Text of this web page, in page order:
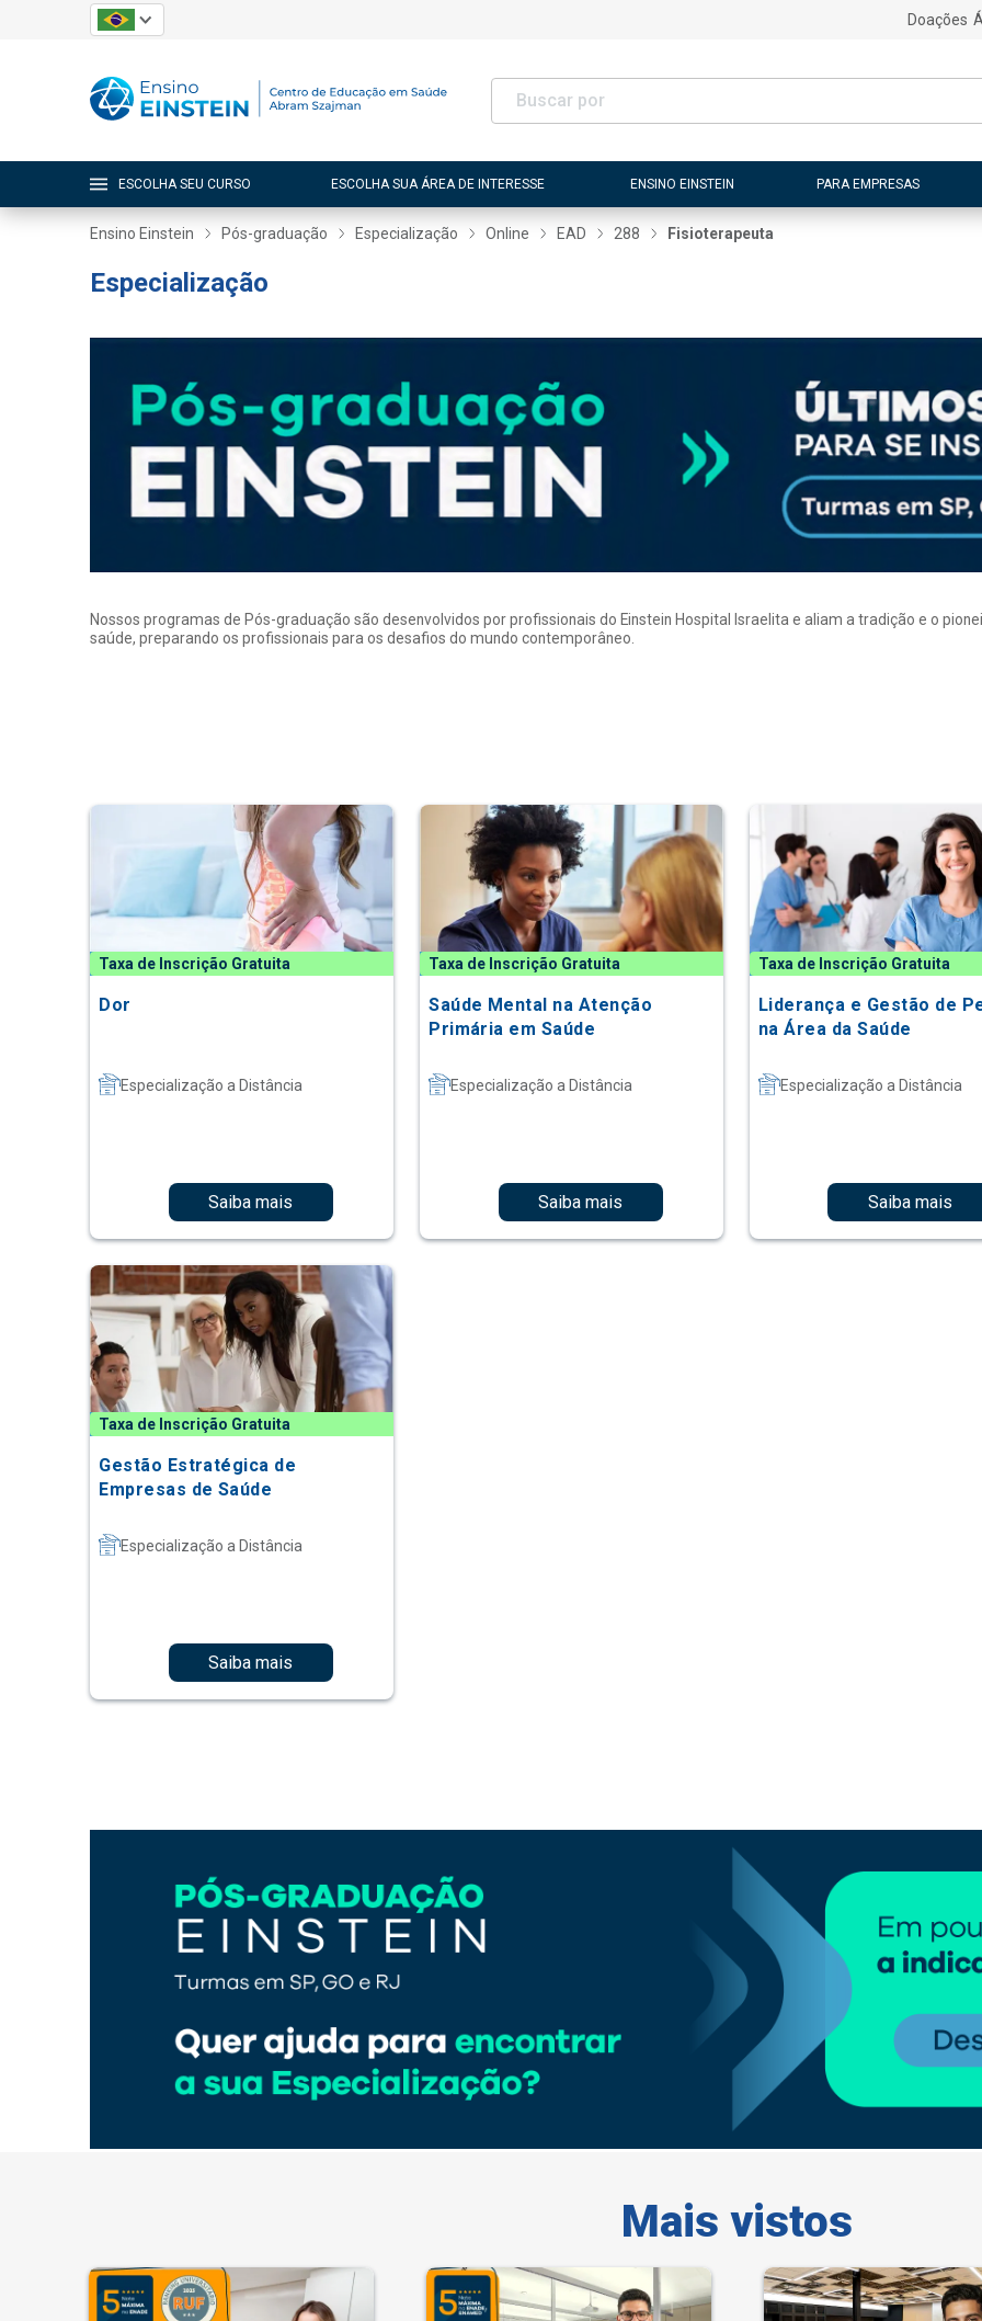
Doações
ESCOLHA SEU CURSO ESCOLHA SUA ÁREA DE INTERESSE ENSINO EINSTEIN PARA EMPRESAS
Ensino Einstein Pós-graduação Especialização Online EAD 288 Fisioterapeuta
Especialização
Nossos programas de Pós-graduação são desenvolvidos por profissionais do Einstein Hospital Israelita e aliam a tradição e o
saúde, preparando os profissionais para os desafios do mundo contemporâneo.
Taxa de Inscrição Gratuita
Dor
Especialização a Distância
Saiba mais
Taxa de Inscrição Gratuita
Saúde Mental na Atenção
Primária em Saúde
Especialização a Distância
Saiba mais
Taxa de Inscrição Gratuita
Liderança e Gestão de
na Área da Saúde
Especialização a Distância
Saiba mais
Taxa de Inscrição Gratuita
Gestão Estratégica de
Empresas de Saúde
Especialização a Distância
Saiba mais
Mais vistos